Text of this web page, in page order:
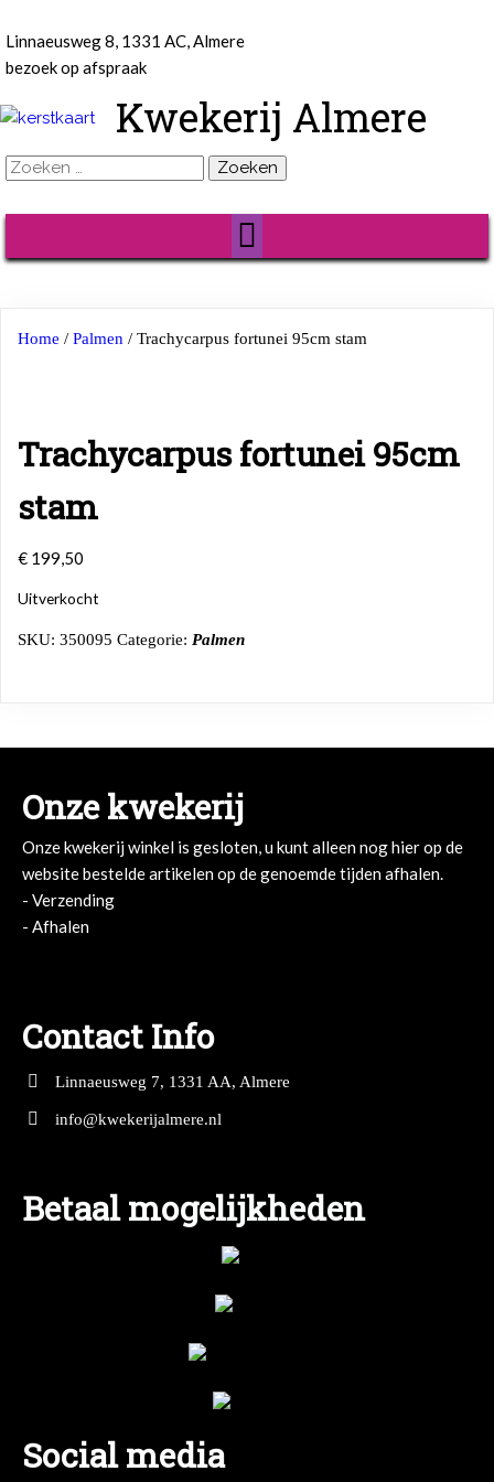
Linnaeusweg 8, 1331 AC, Almere
bezoek op afspraak
Kwekerij Almere
Zoeken
Home / Palmen / Trachycarpus fortunei 95cm stam
Trachycarpus fortunei 95cm
stam
€ 199,50
Uitverkocht
SKU: 350095 Categorie: Palmen
Onze kwekerij
Onze kwekerij winkel is gesloten, u kunt alleen nog hier op de
website bestelde artikelen op de genoemde tijden afhalen.
- Verzending
- Afhalen
Contact Info
Linnaeusweg 7, 1331 AA, Almere
info@kwekerijalmere.nl
Betaal mogelijkheden
Social media